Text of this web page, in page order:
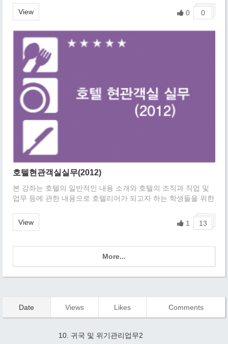
View 0
0
호텔현관객실실무(2012)
본 강좌는 호텔의 일반적인 내용 소개와 호텔의 조직과 직업 및
업무 등에 관한 내용으로 호텔리어가 되고자 하는 학생들을 위한
View
13
1
More...
Date Views Likes Comments
10. 귀국 및 위기관리업무2